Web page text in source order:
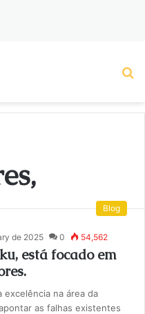
Blog
de 2025 0 54,562
está focado em
na área da
as falhas existentes